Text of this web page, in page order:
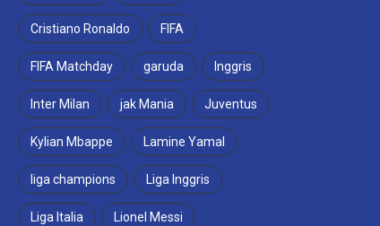
Cristiano Ronaldo FIFA
FIFA Matchday garuda Inggris
Inter Milan jak Mania Juventus
Kylian Mbappe Lamine Yamal
liga champions Liga Inggris
Liga Italia Lionel Messi